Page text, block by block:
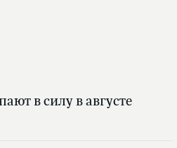
в силу в августе